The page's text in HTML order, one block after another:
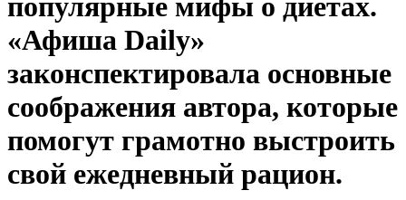
популярные мифы о диетах.
«Афиша Daily»
законспектировала основные
соображения автора, которые
помогут грамотно выстроить
свой ежедневный рацион.